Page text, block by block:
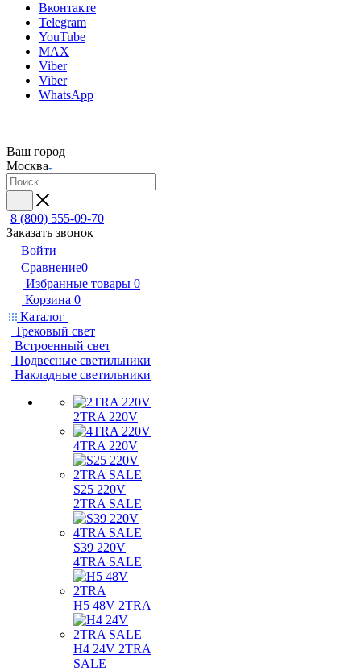
Вконтакте
Telegram
YouTube
MAX
Viber
Viber
WhatsApp
Ваш город
Москва
8 (800) 555-09-70
Заказать звонок
Войти
Сравнение0
Избранные товары 0
Корзина 0
Каталог
Трековый свет
Встроенный свет
Подвесные светильники
Накладные светильники
2TRA 220V
4TRA 220V
S25 220V
2TRA SALE
S39 220V
4TRA SALE
H5 48V 2TRA
H4 24V 2TRA
SALE